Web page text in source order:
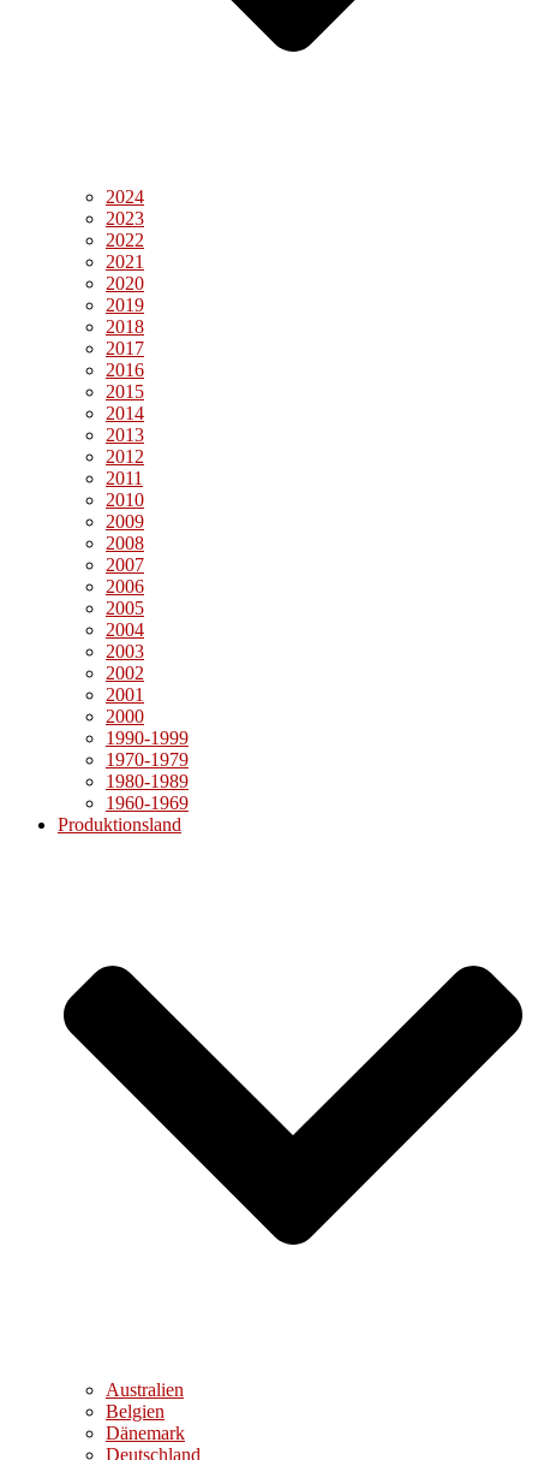
2024
2023
2022
2021
2020
2019
2018
2017
2016
2015
2014
2013
2012
2011
2010
2009
2008
2007
2006
2005
2004
2003
2002
2001
2000
1990-1999
1970-1979
1980-1989
1960-1969
Produktionsland
Australien
Belgien
Dänemark
Deutschland